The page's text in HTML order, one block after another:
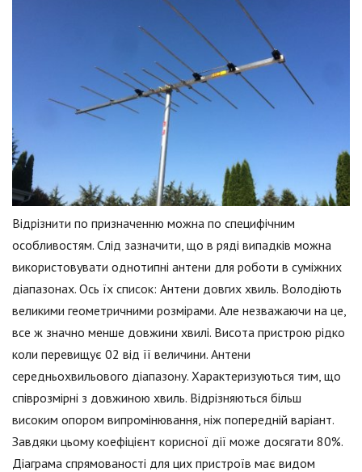
Відрізнити по призначенню можна по специфічним
особливостям. Слід зазначити, що в ряді випадків можна
використовувати однотипні антени для роботи в суміжних
діапазонах. Ось їх список: Антени довгих хвиль. Володіють
великими геометричними розмірами. Але незважаючи на це,
все ж значно менше довжини хвилі. Висота пристрою рідко
коли перевищує 02 від її величини. Антени
середньохвильового діапазону. Характеризуються тим, що
співрозмірні з довжиною хвиль. Відрізняються більш
високим опором випромінювання, ніж попередній варіант.
Завдяки цьому коефіцієнт корисної дії може досягати 80%.
Діаграма спрямованості для цих пристроїв має видом